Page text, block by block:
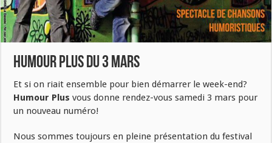
Humour Plus du 3 mars
Et si on riait ensemble pour bien démarrer le week-end?
Humour Plus vous donne rendez-vous samedi 3 mars pour
un nouveau numéro!
Nous sommes toujours en pleine présentation du festival